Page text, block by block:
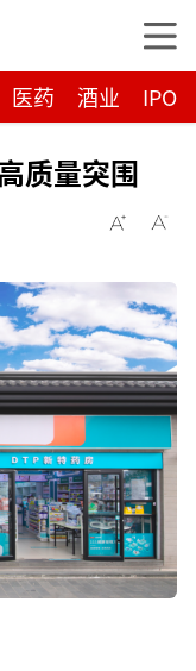
医药 酒业 IPO
质量突围